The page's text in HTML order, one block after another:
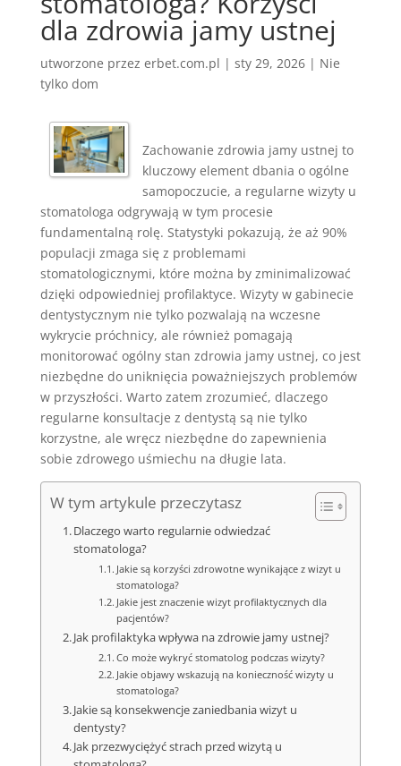
dla zdrowia jamy ustnej
utworzone przez erbet.com.pl | sty 29, 2026| Nie
tylko dom
Zachowanie zdrowia jamy ustnej to
kluczowy element dbania o ogólne
samopoczucie, a regularne wizyty u
stomatologa odgrywają w tym procesie
fundamentalną rolę. Statystyki pokazują, że aż 90%
populacji zmaga się z problemami
stomatologicznymi, które można by zminimalizować
dzięki odpowiedniej profilaktyce. Wizyty w gabinecie
dentystycznym nie tylko pozwalają na wczesne
wykrycie próchnicy, ale również pomagają
monitorować ogólny stan zdrowia jamy ustnej, co jest
niezbędne do uniknięcia poważniejszych problemów
w przyszłości. Warto zatem zrozumieć, dlaczego
regularne konsultacje z dentystą są nie tylko
korzystne, ale wręcz niezbędne do zapewnienia
sobie zdrowego uśmiechu na długie lata.
W tym artykule przeczytasz
Dlaczego warto regularnie odwiedzać
stomatologa?
Jakie są korzyści zdrowotne wynikające z wizyt u
stomatologa?
Jakie jest znaczenie wizyt profilaktycznych dla
pacjentów?
Jak profilaktyka wpływa na zdrowie jamy ustnej?
Co może wykryć stomatolog podczas wizyty?
Jakie objawy wskazują na konieczność wizyty u
stomatologa?
Jakie są konsekwencje zaniedbania wizyt u
dentysty?
Jak przezwyciężyć strach przed wizytą u